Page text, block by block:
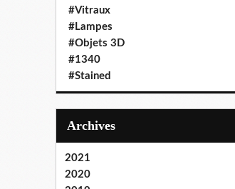
#Vitraux
#Lampes
#Objets 3D
#1340
#Stained
Archives
2021
2020